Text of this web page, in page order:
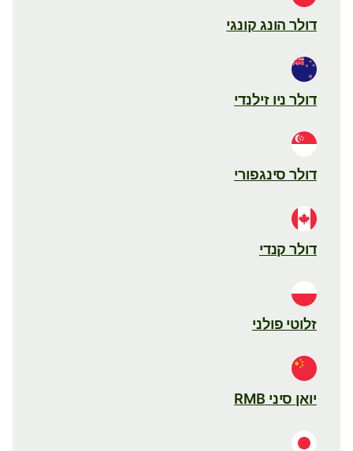
דולר הונג קונגי
דולר ניו זילנדי
דולר סינגפורי
דולר קנדי
זלוטי פולני
יואן סיני RMB